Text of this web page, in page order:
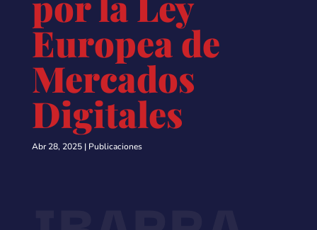
Europea de
Mercados
Digitales
Abr 28, 2025| Publicaciones